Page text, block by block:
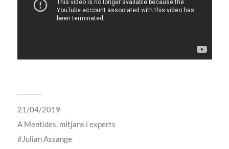
21/04/2019
A Mentides, mitjans i experts
Julian Assange